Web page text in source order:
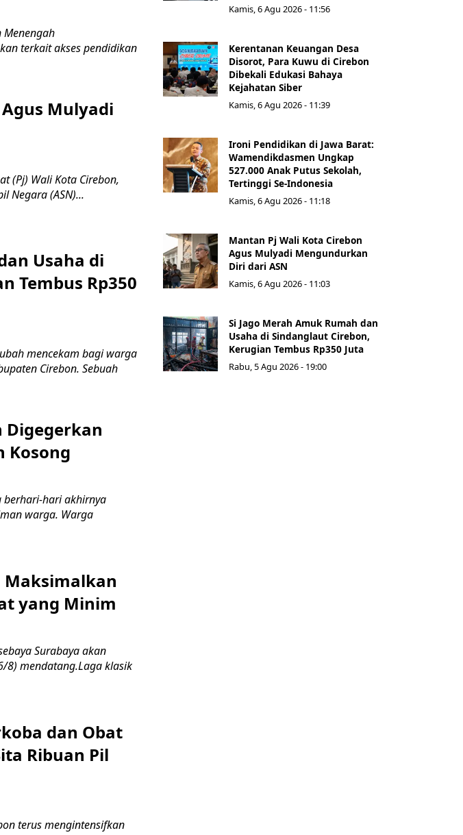
Menengah
terkait akses pendidikan
Mulyadi
(Pj) Wali Kota Cirebon,
Negara (ASN)...
Usaha di
Tembus Rp350
mencekam bagi warga
Cirebon. Sebuah
Digegerkan
Kosong
berhari-hari akhirnya
warga. Warga
Maksimalkan
yang Minim
Surabaya akan
8) mendatang.Laga klasik
dan Obat
Ribuan Pil
terus mengintensifkan
Kamis, 6 Agu 2026 - 11:56
Kerentanan Keuangan Desa
Disorot, Para Kuwu di Cirebon
Dibekali Edukasi Bahaya
Kejahatan Siber
Kamis, 6 Agu 2026 - 11:39
Ironi Pendidikan di Jawa Barat:
Wamendikdasmen Ungkap
527.000 Anak Putus Sekolah,
Tertinggi Se-Indonesia
Kamis, 6 Agu 2026 - 11:18
Mantan Pj Wali Kota Cirebon
Agus Mulyadi Mengundurkan
Diri dari ASN
Kamis, 6 Agu 2026 - 11:03
Si Jago Merah Amuk Rumah dan
Usaha di Sindanglaut Cirebon,
Kerugian Tembus Rp350 Juta
Rabu, 5 Agu 2026 - 19:00